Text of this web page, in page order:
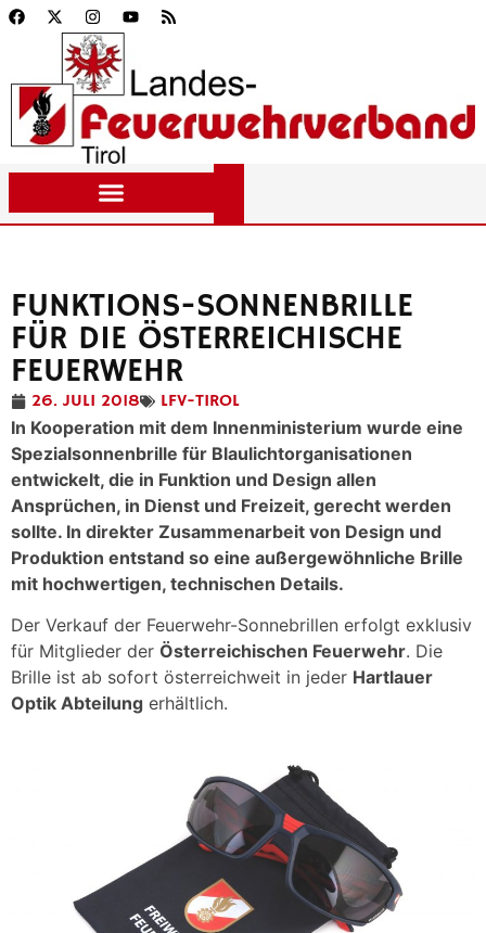
FUNKTIONS-SONNENBRILLE
FÜR DIE ÖSTERREICHISCHE
FEUERWEHR
26. JULI 2018
LFV-TIROL
In Kooperation mit dem Innenministerium wurde eine
Spezialsonnenbrille für Blaulichtorganisationen
entwickelt, die in Funktion und Design allen
Ansprüchen, in Dienst und Freizeit, gerecht werden
sollte. In direkter Zusammenarbeit von Design und
Produktion entstand so eine außergewöhnliche Brille
mit hochwertigen, technischen Details.
Der Verkauf der Feuerwehr-Sonnebrillen erfolgt exklusiv
für Mitglieder der Österreichischen Feuerwehr. Die
Brille ist ab sofort österreichweit in jeder Hartlauer
Optik Abteilung erhältlich.